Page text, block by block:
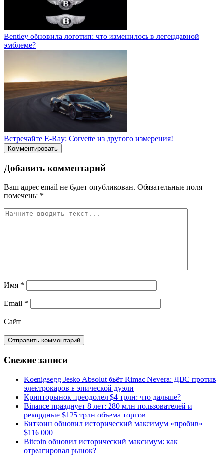
Bentley обновила логотип: что изменилось в легендарной
эмблеме?
Встречайте E-Ray: Corvette из другого измерения!
Комментировать
Добавить комментарий
Ваш адрес email не будет опубликован. Обязательные поля
помечены *
Имя *
Email *
Сайт
Свежие записи
Koenigsegg Jesko Absolut бьёт Rimac Nevera: ДВС против
электрокаров в эпической дуэли
Крипторынок преодолел $4 трлн: что дальше?
Binance празднует 8 лет: 280 млн пользователей и
рекордные $125 трлн объема торгов
Биткоин обновил исторический максимум «пробив»
$116 000
Bitcoin обновил исторический максимум: как
отреагировал рынок?